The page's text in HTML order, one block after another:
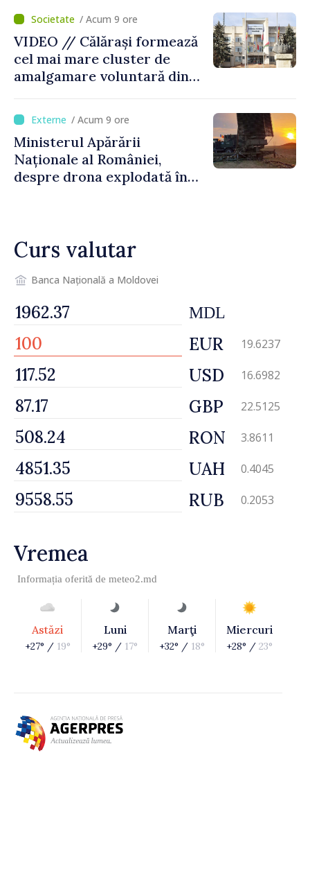
control vamal cu un scanner
performant/ Acum 9 ore
VIDEO // Călărași formează
cel mai mare cluster de
amalgamare voluntară din
orășenesc a aprobat decizia
finală
/ Acum 9 ore
Ministerul Apărării
Naționale al României,
despre drona explodată în
Curs valutar
Banca Națională a Moldovei
MDL
EUR 19.6237
USD 16.6982
GBP 22.5125
RON 3.8611
UAH 0.4045
RUB 0.2053
Vremea
Informația oferită de meteo2.md
Astăzi
+27° / 19°
Luni
+29° / 17°
Marţi
+32° / 18°
Miercuri
+28° / 23°